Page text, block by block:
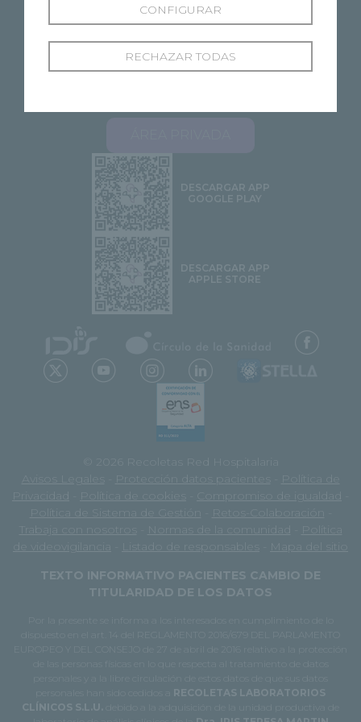
SOBRE RECOLETAS
NUESTROS CENTROS
ESPECIALIDADES
PROFESIONALES
DESCARGAR APP
GOOGLE PLAY
DESCARGAR APP
APPLE STORE
© 2026 Recoletas Red Hospitalaria
Avisos Legales
Protección datos pacientes
Política de
Privacidad
Política de cookies Compromiso de igualdad
Política de Sistema de Gestión
Retos-Colaboración
Trabaja con nosotros
Normas de la comunidad
Política
de videovigilancia
Listado de responsables
Mapa del sitio
TEXTO INFORMATIVO PACIENTES CAMBIO DE
TITULARIDAD DE LOS DATOS
Por la presente se informa a los interesados en cumplimiento de lo
dispuesto en el art. 14 del REGLAMENTO 2016/679 DEL PARLAMENTO
EUROPEO Y DEL CONSEJO de 27 de abril de 2016 relativo a la protección
de las personas físicas en lo que respecta al tratamiento de datos
personales y a la libre circulación de estos datos de que sus datos
RECOLETAS LABORATORIOS
CLÍNICOS S.L.U.
debido a la adquisición de la unidad productiva de
RECHAZAR TODAS
CONFIGURAR